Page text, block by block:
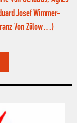
Josef Wimmer-
Von Zülow…)